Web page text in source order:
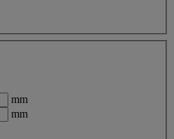
mm
mm